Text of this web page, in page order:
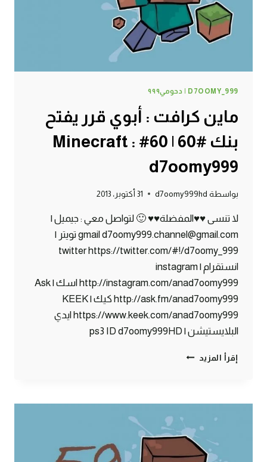
MINECRAFT
:
D7OOMY999
D7OOMY_999 | دحومي٩٩٩
ماين كرافت : أبوي قرر يفتح
بنك #60 | 60# Minecraft :
d7oomy999
بواسطة d7oomy999hd 31 أكتوبر، 2013
لا تنسى ♥♥المفضلة♥♥ 🙂 لتواصل معي : جيميل |
gmail d7oomy999.channel@gmail.com تويتر |
twitter https://twitter.com/#!/d7oomy_999
انستقرام | instagram
http://instagram.com/anad7oomy999 اسك | Ask
http://ask.fm/anad7oomy999 كيك | KEEK
https://www.keek.com/anad7oomy999 ايدي
البلايستيشن | ps3 ID d7oomy999HD
إقرأ المزيد ماين
قرر
يفتح
بنك
#60
|